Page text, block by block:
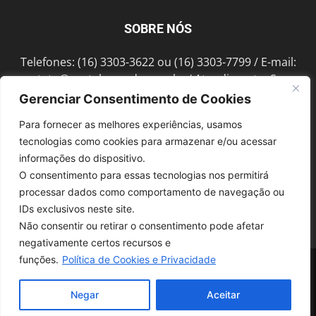
Gerenciar Consentimento de Cookies
Para fornecer as melhores experiências, usamos
tecnologias como cookies para armazenar e/ou acessar
informações do dispositivo.
O consentimento para essas tecnologias nos permitirá
processar dados como comportamento de navegação ou
IDs exclusivos neste site.
Não consentir ou retirar o consentimento pode afetar
negativamente certos recursos e
funções. Política de Cookies e Privacidade
Negar Aceitar
SOBRE NÓS
Telefones: (16) 3303-3622 ou (16) 3303-7799 / E-mail:
contato@portalmorada.com.br/ Atendimento: Seg a
Sex das 8h às 18h / Endereço: Av. Bento de Abreu, 889
SIGA-NOS
© 1997-2022, GRUPO ROBERTO MONTORO É proibida a reprodução do
conteúdo em qualquer meio de comunicação, eletrônico ou impresso,
Desenvolvido pelaSoloWeb.com.br